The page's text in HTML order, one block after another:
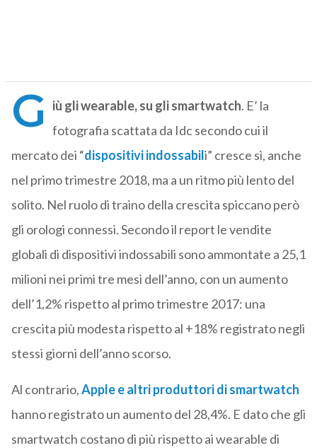
G iù gli wearable, su gli smartwatch. E’ la
fotografia scattata da Idc secondo cui il
mercato dei “dispositivi indossabili” cresce sì, anche
nel primo trimestre 2018, ma a un ritmo più lento del
solito. Nel ruolo di traino della crescita spiccano però
gli orologi connessi. Secondo il report le vendite
globali di dispositivi indossabili sono ammontate a 25,1
milioni nei primi tre mesi dell’anno, con un aumento
dell’1,2% rispetto al primo trimestre 2017: una
crescita più modesta rispetto al +18% registrato negli
stessi giorni dell’anno scorso.
Al contrario,Apple e altri produttori di smartwatch
hanno registrato un aumento del 28,4%. E dato che gli
smartwatch costano di più rispetto ai wearable di